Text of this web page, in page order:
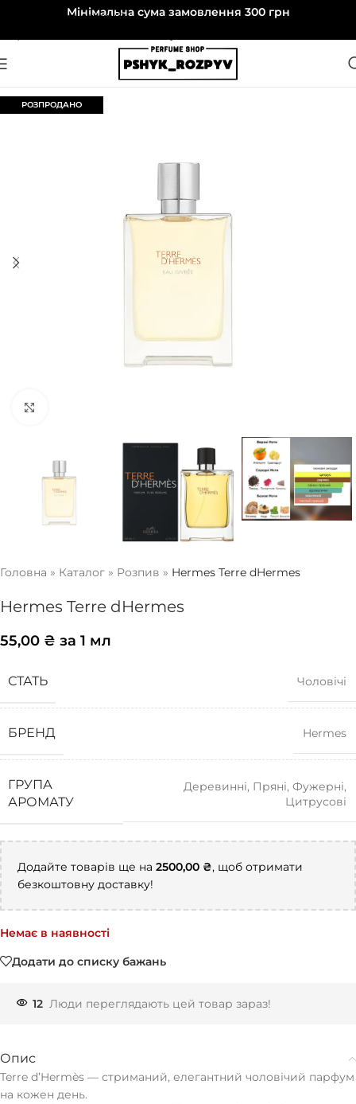
Перейти до навігаціїМінімальна сума замовлення 300 грн
РОЗПРОДАНО
Головна » Каталог » Розпив » Hermes Terre dHermes
Hermes Terre dHermes
55,00 ₴ за 1 мл
СТАТЬ Чоловічі
БРЕНД Hermes
ГРУПА
АРОМАТУ
Деревинні, Пряні, Фужерні,
Цитрусові
Додайте товарів ще на 2500,00 ₴, щоб отримати
безкоштовну доставку!
Немає в наявності
Додати до списку бажань
12 Люди переглядають цей товар зараз!
Опис
Terre d’Hermès — стриманий, елегантний чоловічий парфум
на кожен день.